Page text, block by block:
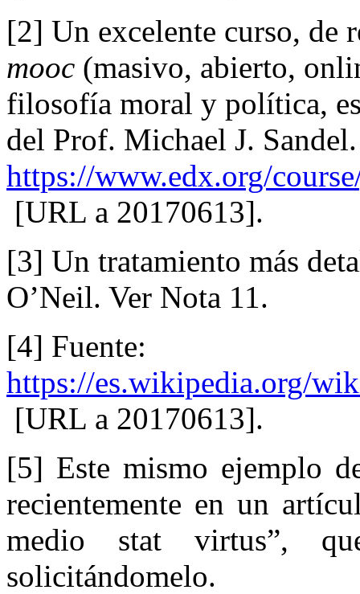
[2] Un excelente curso, de
mooc (masivo, abierto,
filosofía moral y política,
del Prof. Michael J. Sandel.
https://www.edx.org/
[URL a 20170613].
[3] Un tratamiento más
O’Neil. Ver Nota 11.
[4] Fuente:
https://es.wikipedia.org/
[URL a 20170613].
[5] Este mismo ejemplo
recientemente en un
medio stat virtus”,
solicitándomelo.